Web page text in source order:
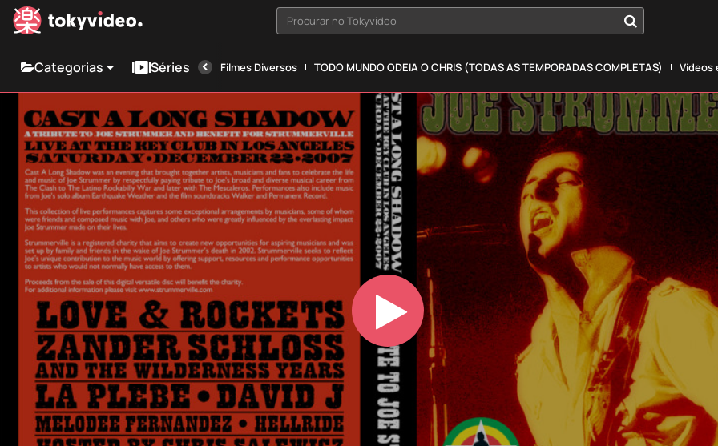
Procurar no Tokyvideo
Categorias Séries Filmes Diversos TODO MUNDO ODEIA O CHRIS (TODAS AS TEMPORADAS COMPLETAS) Vídeos
Play
Video